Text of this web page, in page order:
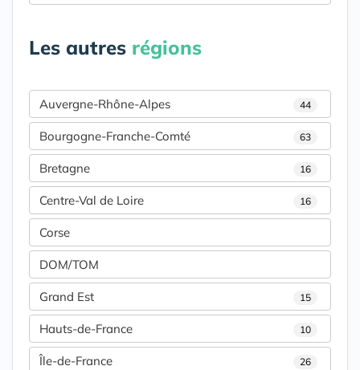
Les autres régions
Auvergne-Rhône-Alpes 44
Bourgogne-Franche-Comté 63
Bretagne 16
Centre-Val de Loire 16
Corse
DOM/TOM
Grand Est 15
Hauts-de-France 10
Île-de-France 26